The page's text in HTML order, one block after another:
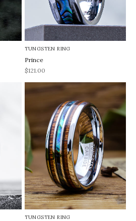
TUNGSTEN RING
Prince
REA-pris
$121.00
TUNGSTEN RING